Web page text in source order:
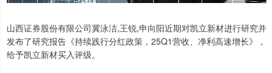
山西证券股份有限公司冀泳洁,王锐,申向阳近期对凯立新材进行研究并
发布了研究报告《持续践行分红政策，25Q1营收、净利高速增长》，
给予凯立新材买入评级。